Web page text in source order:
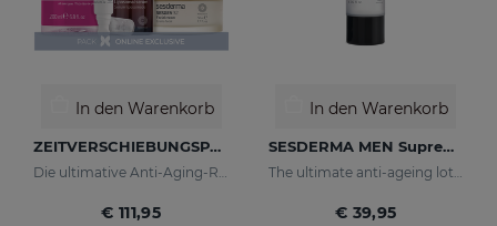
In den Warenkorb
ZEITVERSCHIEBUNGSPAKET
Die ultimative Anti-Aging-Routine
€ 111,95
In den Warenkorb
SESDERMA MEN Supreme Antiaging Lotion
The ultimate anti-ageing lotion for men's skin. With retinol and hyaluronic acid
€ 39,95